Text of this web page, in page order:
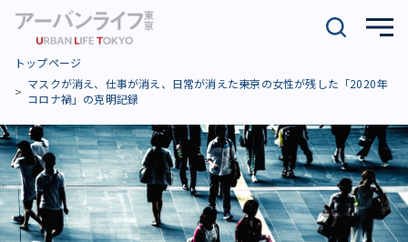
トップページ
マスクが消え、仕事が消え、日常が消えた――東京の女性が残した「2020年
コロナ禍」の克明記録